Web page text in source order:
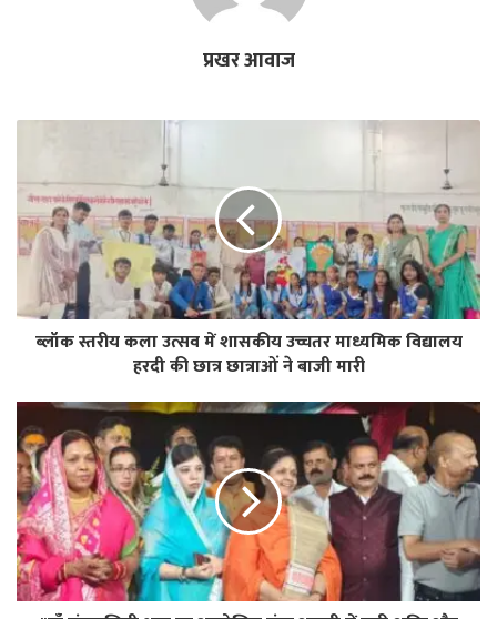
प्रखर आवाज
ब्लॉक स्तरीय कला उत्सव में शासकीय उच्चतर माध्यमिक विद्यालय
हरदी की छात्र छात्राओं ने बाजी मारी